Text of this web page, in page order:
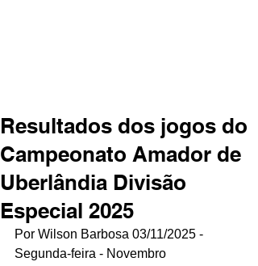
Resultados dos jogos do
Campeonato Amador de
Uberlândia Divisão
Especial 2025
Por Wilson Barbosa 03/11/2025 -
Segunda-feira - Novembro